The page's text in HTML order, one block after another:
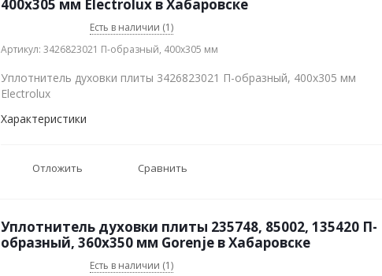
400х305 мм Electrolux в Хабаровске
Есть в наличии (1)
Артикул: 3426823021 П-образный, 400х305 мм
Уплотнитель духовки плиты 3426823021 П-образный, 400х305 мм
Electrolux
Характеристики
Отложить Сравнить
Уплотнитель духовки плиты 235748, 85002, 135420 П-
образный, 360х350 мм Gorenje в Хабаровске
Есть в наличии (1)